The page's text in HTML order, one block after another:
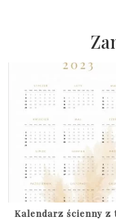
Kalendarz ścienny z